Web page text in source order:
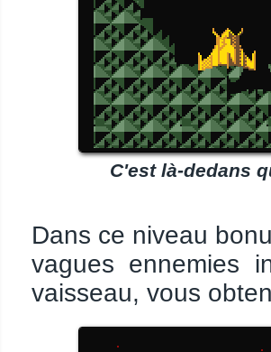
C'est là-dedans
Dans ce niveau
vagues ennemies
vaisseau, vous